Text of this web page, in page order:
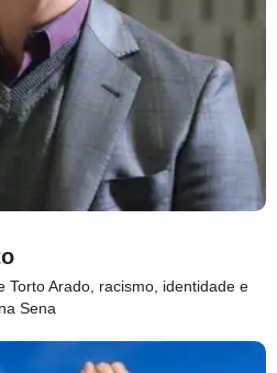
Torto Arado, racismo, identidade e
Sena